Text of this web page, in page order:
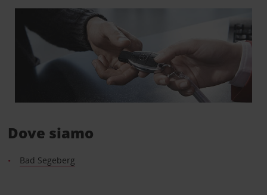
Dove siamo
Bad Segeberg